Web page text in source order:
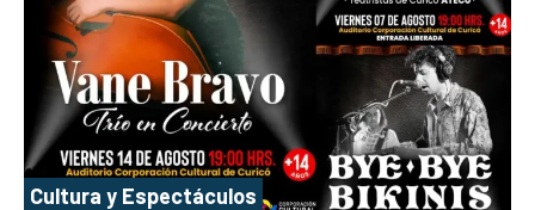
Cultura y Espectáculos